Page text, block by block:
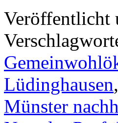
Veröffentlicht
Lüdinghausen,
Münster